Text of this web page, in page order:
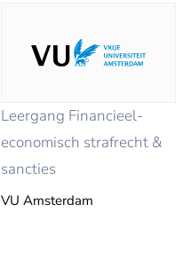
Leergang Financieel-
economisch strafrecht &
sancties
VU Amsterdam